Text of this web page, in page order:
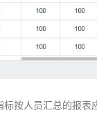
按人员汇总的报表